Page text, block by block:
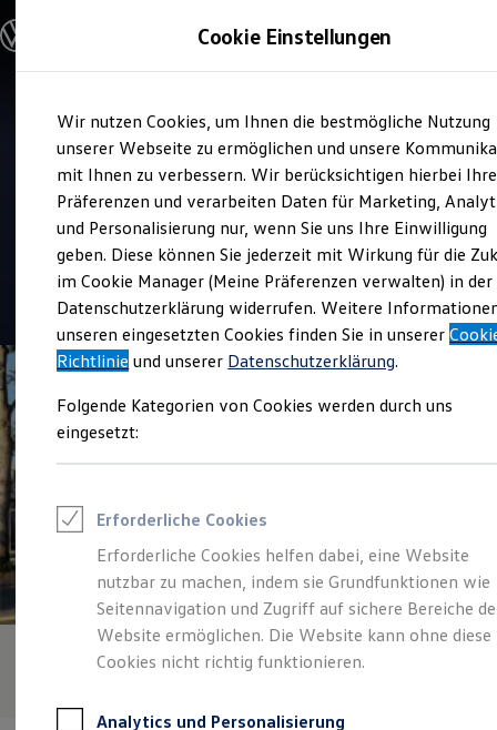
Hauptinhalt
springen
Footer
springen
Modelle und Konfigurator
Modelle vergleichen
Elektroautos
ENERGY Sondermodelle
Nutzfahrzeuge
SUV und CUV
Familienautos
Kombis
Kompaktwagen
Sportwagen
Schnell verfügbare Fahrzeuge
Angebote und Produkte
Aktuelle Angebote
E-Auto-Förderung
Volkswagen Marktplatz
Junge Gebrauchtwagen und Gebrauchtwagen
Volkswagen Zertifizierte Gebrauchtwagen
Zubehör- und Serviceangebote
Leasing
Leasing-Angebote
Gebrauchtwagen Leasing
Junge Gebrauchtwagen-Leasing
Elektroauto Leasing
Kleinwagen-Leasing
Leasing ohne Anzahlung
Finanzierung
Verkauf und Service
Autohaus Müller Schmidt +
Koch
Top Kundenzufriedenheit Verkauf 2026
4.6|170 Bewertungen
Cookie Einstellungen
Wir nutzen Cookies, um Ihnen die bestmögliche Nutzung
unserer Webseite zu ermöglichen und unsere
mit Ihnen zu verbessern. Wir berücksichtigen hierbei Ihre
Präferenzen und verarbeiten Daten für Marketing,
und Personalisierung nur, wenn Sie uns Ihre Einwilligung
geben. Diese können Sie jederzeit mit Wirkung für die
im Cookie Manager (Meine Präferenzen verwalten) in der
Datenschutzerklärung widerrufen. Weitere
unseren eingesetzten Cookies finden Sie in unserer
Richtlinie und unserer Datenschutzerklärung.
Folgende Kategorien von Cookies werden durch uns
eingesetzt:
Erforderliche Cookies
Erforderliche Cookies helfen dabei, eine Website
nutzbar zu machen, indem sie Grundfunktionen wie
Seitennavigation und Zugriff auf sichere Bereiche
Website ermöglichen. Die Website kann ohne diese
Cookies nicht richtig funktionieren.
Analytics und Personalisierung